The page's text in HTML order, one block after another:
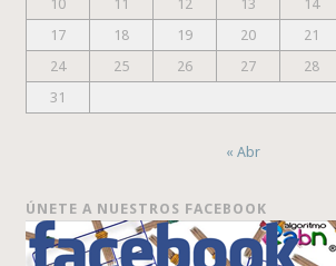
10
11 12 13 14
17
18 19 20 21
24
25 26 27 28
31
« Abr
ÚNETE A NUESTROS FACEBOOK